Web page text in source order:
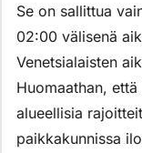
Se on sallittua
02:00 välisenä
Venetsialaisten
Huomaathan, että
alueellisia
paikkakunnissa